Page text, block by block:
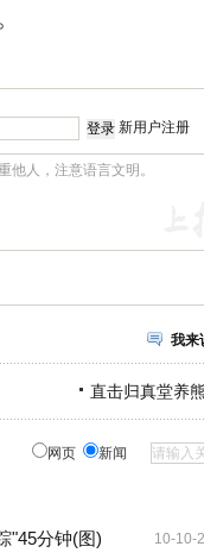
新用户注册
我来
直击归真堂养
网页 新闻
10-10-
"45分钟(图)